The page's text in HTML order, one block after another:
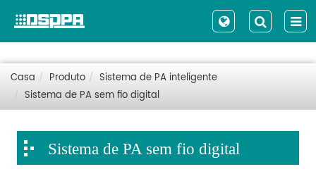
Casa Produto
Sistema de PA inteligente
Sistema de PA sem fio digital
Sistema de PA sem fio digital